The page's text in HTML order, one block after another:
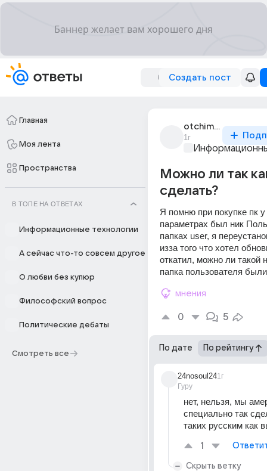
Создать пост
Главная
Моя лента
Пространства
В ТОПЕ НА ОТВЕТАХ
Информационные технологии
А сейчас что-то совсем другое
О любви без купюр
Философский вопрос
Политические дебаты
Смотреть все
otchim_ril
1г
Можно ли так
сделать?
Я помню при покупке пк
параметрах был ник
папках user, я
изза того что хотел
откатил, можно ли такой
папка пользователя
мнения
0 5
По дате По рейтингу
24nosoul24
Гуру
1г
нет, нельзя, мы
специально так
таких русским как
1
Скрыть ветку